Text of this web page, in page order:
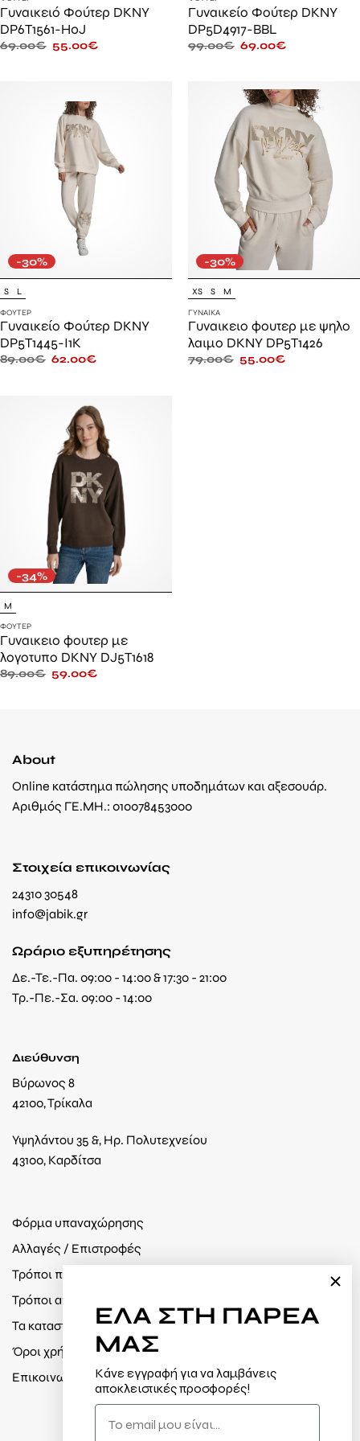
Γυναικειό Φούτερ DKNY
DP6T1561-H0J
69.00€ 55.00€
Γυναικείο Φούτερ DKNY
DP5D4917-BBL
99.00€ 69.00€
-30%
S L
ΦΟΎΤΕΡ
Γυναικείο Φούτερ DKNY
DP5T1445-I1K
89.00€ 62.00€
-30%
XS S M
ΓΥΝΑΊΚΑ
Γυναικειο φουτερ με ψηλο
λαιμο DKNY DP5T1426
79.00€ 55.00€
-34%
M
ΦΟΎΤΕΡ
Γυναικειο φουτερ με
λογοτυπο DKNY DJ5T1618
89.00€ 59.00€
About
Online κατάστημα πώλησης υποδημάτων και αξεσουάρ.
Αριθμός ΓΕ.ΜΗ.: 010078453000
Στοιχεία επικοινωνίας
24310 30548
info@jabik.gr
Ωράριο εξυπηρέτησης
Δε.-Τε.-Πα. 09:00 - 14:00 & 17:30 - 21:00
Τρ.-Πε.-Σα. 09:00 - 14:00
Διεύθυνση
Βύρωνος 8
42100, Τρίκαλα
Υψηλάντου 35 &, Ηρ. Πολυτεχνείου
43100, Καρδίτσα
Φόρμα υπαναχώρησης
Αλλαγές / Επιστροφές
Τρόποι πληρωμής
Τρόποι αποστολής
Τα καταστήματά μας
Όροι χρήσης / Πολιτική απορρήτου
Επικοινωνία
ΕΛΑ ΣΤΗ ΠΑΡΕΑ
ΜΑΣ
Κάνε εγγραφή για να λαμβάνεις
αποκλειστικές προσφορές!